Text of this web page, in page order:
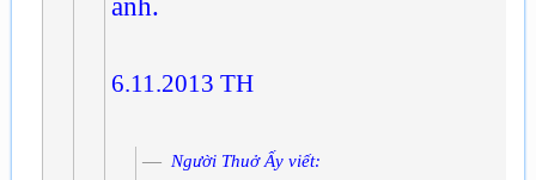
anh.
6.11.2013 TH
Người Thuở Ấy viết: